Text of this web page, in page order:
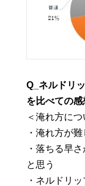
Q_ ネルドリ
を比べての感
＜淹れ方につ
・淹れ方が
・落ちる早
と思う
・ネルドリ